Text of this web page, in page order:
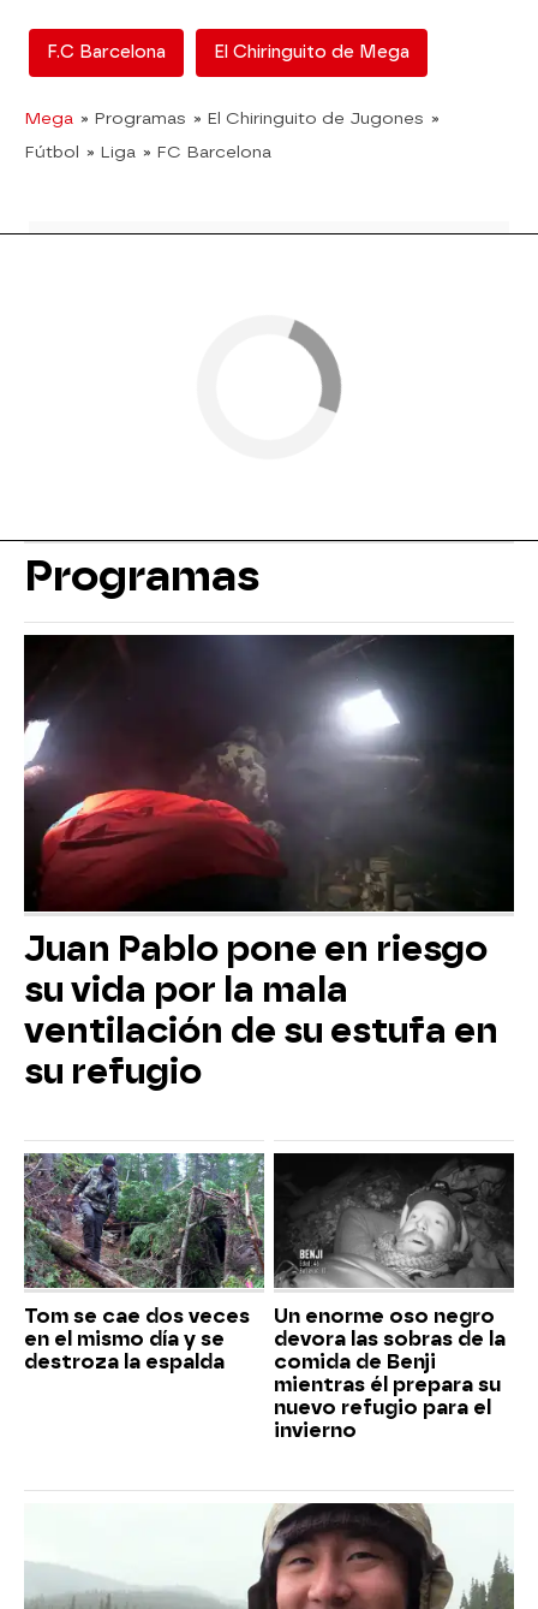
F.C Barcelona El Chiringuito de Mega
Mega » Programas » El Chiringuito de Jugones »
Fútbol » Liga » FC Barcelona
Programas
Juan Pablo pone en riesgo
su vida por la mala
ventilación de su estufa en
su refugio
Tom se cae dos veces
en el mismo día y se
destroza la espalda
Un enorme oso negro
devora las sobras de la
comida de Benji
mientras él prepara su
nuevo refugio para el
invierno